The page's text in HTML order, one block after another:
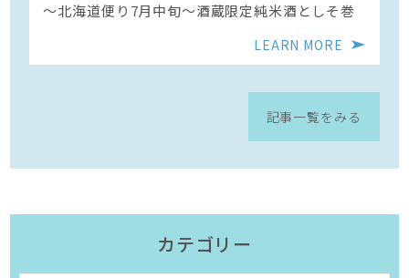
〜北海道便り7月中旬～酒蔵限定純米酒としそ巻
LEARN MORE
記事一覧をみる
カテゴリー